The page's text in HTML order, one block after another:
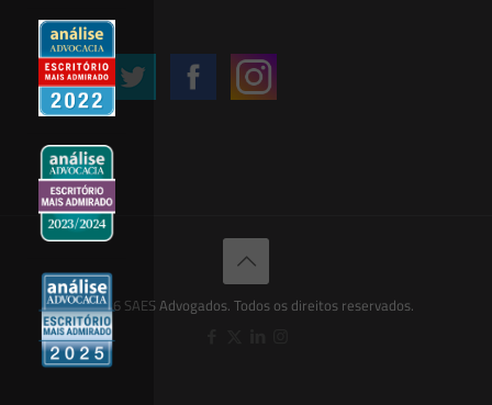
Siga-nos
© 2026 SAES Advogados. Todos os direitos reservados.